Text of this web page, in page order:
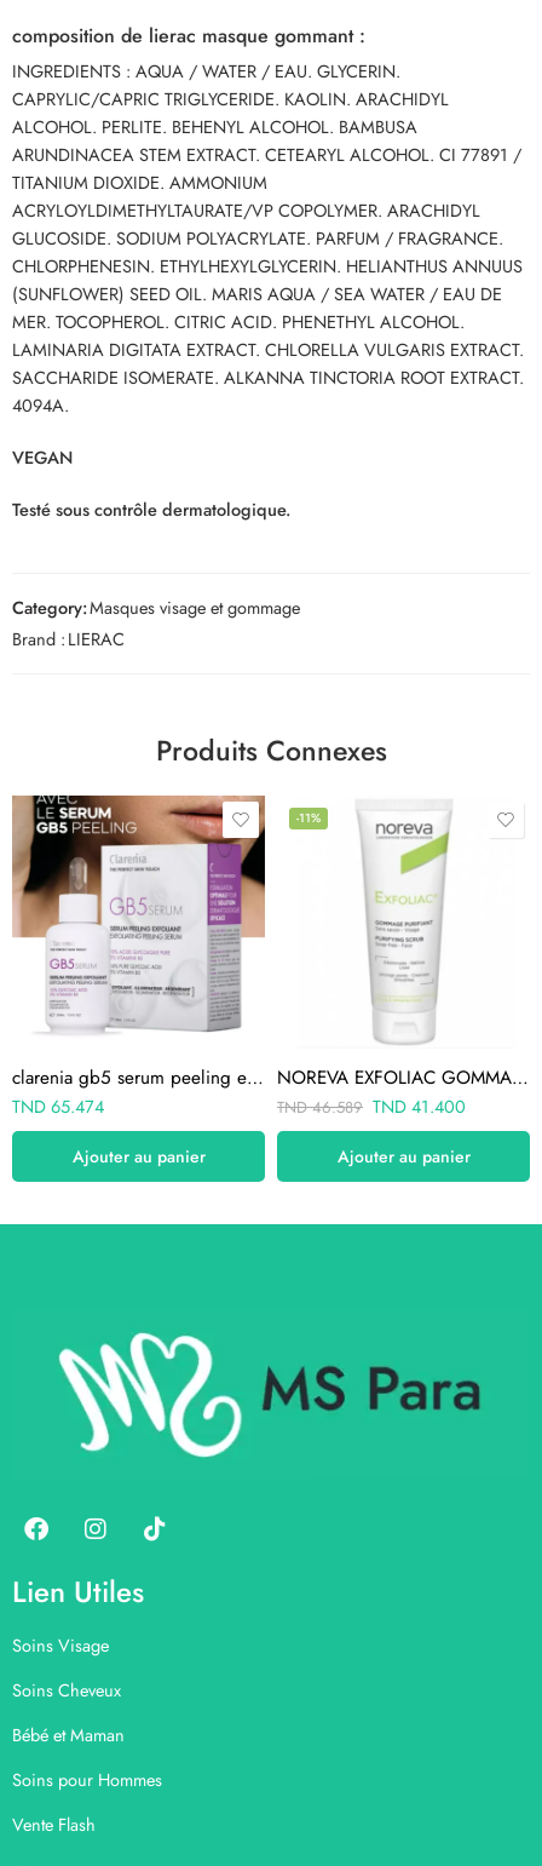
composition de lierac masque gommant :
INGREDIENTS : AQUA / WATER / EAU. GLYCERIN.
CAPRYLIC/CAPRIC TRIGLYCERIDE. KAOLIN. ARACHIDYL
ALCOHOL. PERLITE. BEHENYL ALCOHOL. BAMBUSA
ARUNDINACEA STEM EXTRACT. CETEARYL ALCOHOL. CI 77891 /
TITANIUM DIOXIDE. AMMONIUM
ACRYLOYLDIMETHYLTAURATE/VP COPOLYMER. ARACHIDYL
GLUCOSIDE. SODIUM POLYACRYLATE. PARFUM / FRAGRANCE.
CHLORPHENESIN. ETHYLHEXYLGLYCERIN. HELIANTHUS ANNUUS
(SUNFLOWER) SEED OIL. MARIS AQUA / SEA WATER / EAU DE
MER. TOCOPHEROL. CITRIC ACID. PHENETHYL ALCOHOL.
LAMINARIA DIGITATA EXTRACT. CHLORELLA VULGARIS EXTRACT.
SACCHARIDE ISOMERATE. ALKANNA TINCTORIA ROOT EXTRACT.
4094A.
VEGAN
Testé sous contrôle dermatologique.
Category:Masques visage et gommage
Brand :LIERAC
Produits Connexes
clarenia gb5 serum peeling exfoliant 30ml
TND65.474
Ajouter au panier
-11%
NOREVA EXFOLIAC GOMMAGE PURIFIANT PEAUX A IMPERFECTIONS 50ML
TND46.589 TND41.400
Ajouter au panier
Lien Utiles
Soins Visage
Soins Cheveux
Bébé et Maman
Soins pour Hommes
Vente Flash